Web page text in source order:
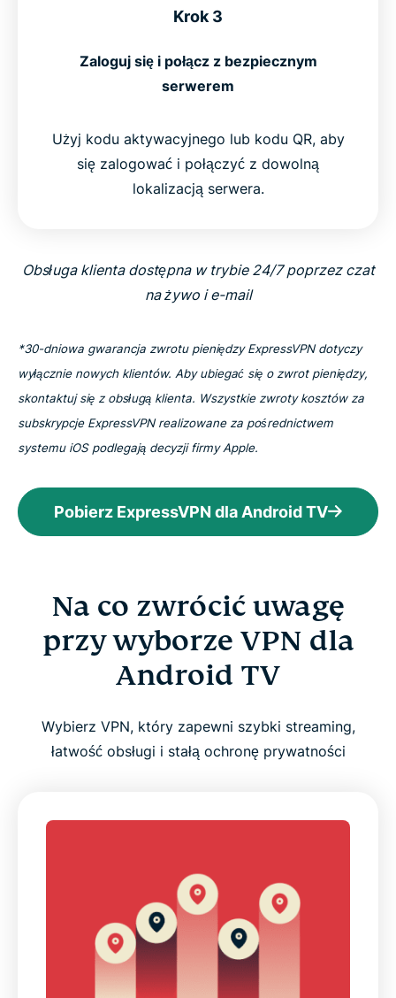
Krok 3
Zaloguj się i połącz z bezpiecznym
serwerem
Użyj kodu aktywacyjnego lub kodu QR, aby
się zalogować i połączyć z dowolną
lokalizacją serwera.
Obsługa klienta dostępna w trybie 24/7 poprzez czat
na żywo i e-mail
*30-dniowa gwarancja zwrotu pieniędzy ExpressVPN dotyczy
wyłącznie nowych klientów. Aby ubiegać się o zwrot pieniędzy,
skontaktuj się z obsługą klienta. Wszystkie zwroty kosztów za
subskrypcje ExpressVPN realizowane za pośrednictwem
systemu iOS podlegają decyzji firmy Apple.
Pobierz ExpressVPN dla Android TV
Na co zwrócić uwagę
przy wyborze VPN dla
Android TV
Wybierz VPN, który zapewni szybki streaming,
łatwość obsługi i stałą ochronę prywatności